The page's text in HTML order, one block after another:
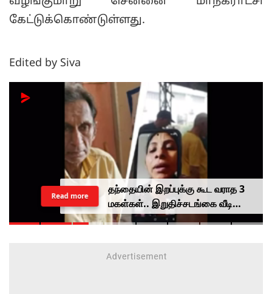
கேட்டுக்கொண்டுள்ளது.
Edited by Siva
தந்தையின் இறப்புக்கு கூட வராத 3
மகள்கள்.. இறுதிச்சடங்கை வீடியோ
காலில் பார்த்த கொடுமை.. மனிதம்
Read more